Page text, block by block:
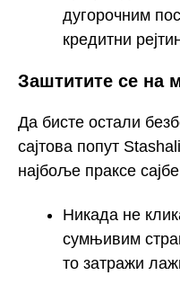
дугорочним
кредитни
Заштитите се на
Да бисте остали
сајтова попут
најбоље праксе
Никада не
сумњивим
то затражи